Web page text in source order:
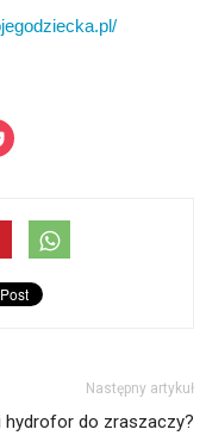
Click
to
w
nowym
oknie)
Następny artykuł
hydrofor do zraszaczy?